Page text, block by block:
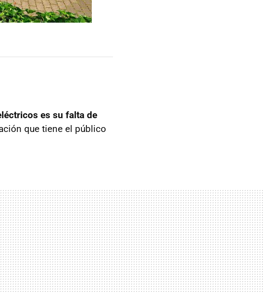
es su falta de
que tiene el público